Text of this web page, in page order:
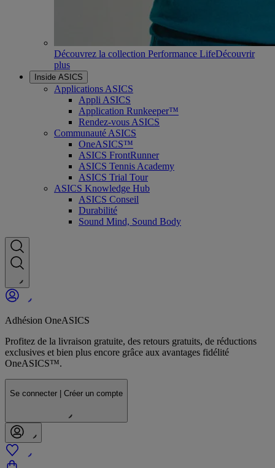
Découvrez la collection Performance LifeDécouvrir
plus
Inside ASICS
Applications ASICS
Appli ASICS
Application Runkeeper™
Rendez-vous ASICS
Communauté ASICS
OneASICS™
ASICS FrontRunner
ASICS Tennis Academy
ASICS Trial Tour
ASICS Knowledge Hub
ASICS Conseil
Durabilité
Sound Mind, Sound Body
Adhésion OneASICS
Profitez de la livraison gratuite, des retours gratuits, de réductions
exclusives et bien plus encore grâce aux avantages fidélité
OneASICS™.
Se connecter | Créer un compte